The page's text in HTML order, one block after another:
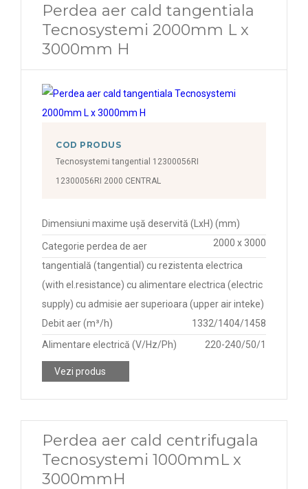
Perdea aer cald tangentiala
Tecnosystemi 2000mm L x
3000mm H
COD PRODUS
Tecnosystemi tangential 12300056RI
12300056RI 2000 CENTRAL
Dimensiuni maxime ușă deservită (LxH) (mm)
2000 x 3000
Categorie perdea de aer
tangentială (tangential) cu rezistenta electrica
(with el.resistance) cu alimentare electrica (electric
supply) cu admisie aer superioara (upper air inteke)
Debit aer (m³/h)
1332/1404/1458
Alimentare electrică (V/Hz/Ph)
220-240/50/1
Vezi produs
Perdea aer cald centrifugala
Tecnosystemi 1000mmL x
3000mmH